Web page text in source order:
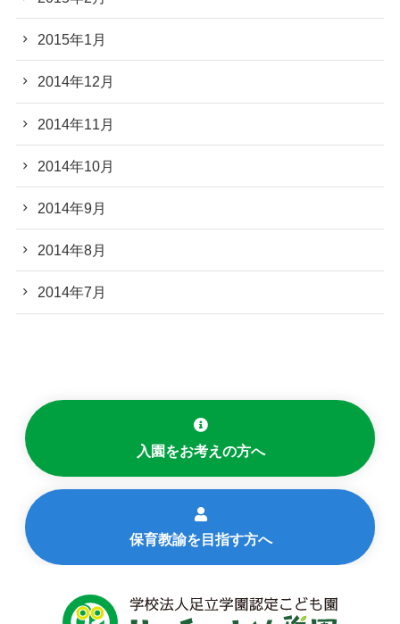
2015年1月
2014年12月
2014年11月
2014年10月
2014年9月
2014年8月
2014年7月
入園をお考えの方へ
保育教諭を目指す方へ